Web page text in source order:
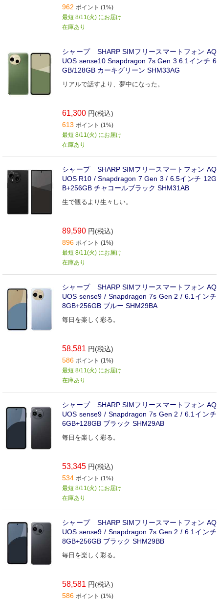
962 ポイント (1%)
最短 8/11(火) にお届け
在庫あり
シャープ SHARP SIMフリースマートフォン AQ
UOS sense10 Snapdragon 7s Gen 3 6.1インチ 6
GB/128GB カーキグリーン SHM33AG
リアルで話すより、夢中になった。
61,300 円(税込)
613 ポイント (1%)
最短 8/11(火) にお届け
在庫あり
シャープ SHARP SIMフリースマートフォン AQ
UOS R10 / Snapdragon 7 Gen 3 / 6.5インチ 12G
B+256GB チャコールブラック SHM31AB
生で観るより生々しい。
89,590 円(税込)
896 ポイント (1%)
最短 8/11(火) にお届け
在庫あり
シャープ SHARP SIMフリースマートフォン AQ
UOS sense9 / Snapdragon 7s Gen 2 / 6.1インチ
8GB+256GB ブルー SHM29BA
毎日を楽しく彩る。
58,581 円(税込)
586 ポイント (1%)
最短 8/11(火) にお届け
在庫あり
シャープ SHARP SIMフリースマートフォン AQ
UOS sense9 / Snapdragon 7s Gen 2 / 6.1インチ
6GB+128GB ブラック SHM29AB
毎日を楽しく彩る。
53,345 円(税込)
534 ポイント (1%)
最短 8/11(火) にお届け
在庫あり
シャープ SHARP SIMフリースマートフォン AQ
UOS sense9 / Snapdragon 7s Gen 2 / 6.1インチ
8GB+256GB ブラック SHM29BB
毎日を楽しく彩る。
58,581 円(税込)
586 ポイント (1%)